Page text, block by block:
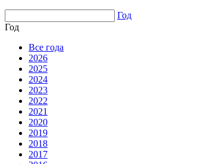
Год
Год
Все года
2026
2025
2024
2023
2022
2021
2020
2019
2018
2017